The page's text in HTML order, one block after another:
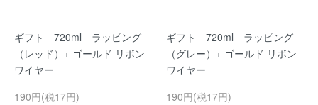
ギフト 720ml ラッピング
（レッド）+ ゴールド リボン
ワイヤー
190円(税17円)
ギフト 720ml ラッピング
（グレー）+ ゴールド リボン
ワイヤー
190円(税17円)